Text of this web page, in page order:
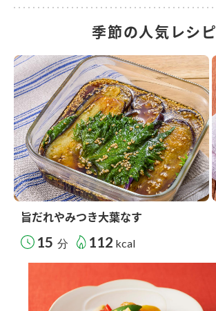
季節の人気レシピ
旨だれやみつき大葉なす
15 分 112 kcal